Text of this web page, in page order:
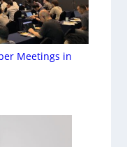
Meetings in